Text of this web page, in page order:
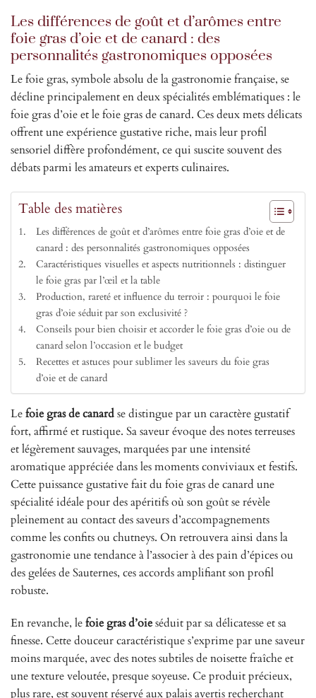
Les différences de goût et d’arômes entre
foie gras d’oie et de canard : des
personnalités gastronomiques opposées
Le foie gras, symbole absolu de la gastronomie française, se
décline principalement en deux spécialités emblématiques : le
foie gras d’oie et le foie gras de canard. Ces deux mets délicats
offrent une expérience gustative riche, mais leur profil
sensoriel diffère profondément, ce qui suscite souvent des
débats parmi les amateurs et experts culinaires.
Table des matières
Les différences de goût et d’arômes entre foie gras d’oie et de
canard : des personnalités gastronomiques opposées
Caractéristiques visuelles et aspects nutritionnels : distinguer
le foie gras par l’œil et la table
Production, rareté et influence du terroir : pourquoi le foie
gras d’oie séduit par son exclusivité ?
Conseils pour bien choisir et accorder le foie gras d’oie ou de
canard selon l’occasion et le budget
Recettes et astuces pour sublimer les saveurs du foie gras
d’oie et de canard
Lefoie gras de canardse distingue par un caractère gustatif
fort, affirmé et rustique. Sa saveur évoque des notes terreuses
et légèrement sauvages, marquées par une intensité
aromatique appréciée dans les moments conviviaux et festifs.
Cette puissance gustative fait du foie gras de canard une
spécialité idéale pour des apéritifs où son goût se révèle
pleinement au contact des saveurs d’accompagnements
comme les confits ou chutneys. On retrouvera ainsi dans la
gastronomie une tendance à l’associer à des pain d’épices ou
des gelées de Sauternes, ces accords amplifiant son profil
robuste.
En revanche, lefoie gras d’oieséduit par sa délicatesse et sa
finesse. Cette douceur caractéristique s’exprime par une saveur
moins marquée, avec des notes subtiles de noisette fraîche et
une texture veloutée, presque soyeuse. Ce produit précieux,
plus rare, est souvent réservé aux palais avertis recherchant